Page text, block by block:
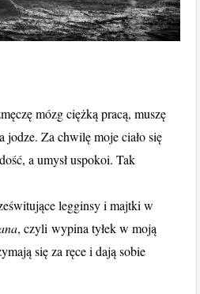
mózg ciężką pracą, muszę
jodze. Za chwilę moje ciało się
a umysł uspokoi. Tak
legginsy i majtki w
, czyli wypina tyłek w moją
się za ręce i dają sobie